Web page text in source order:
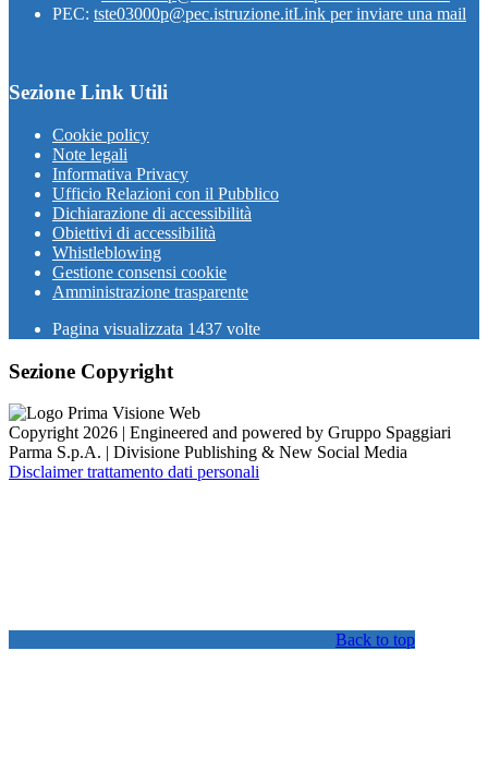
PEC: tste03000p@pec.istruzione.itLink per inviare una mail
Sezione Link Utili
Cookie policy
Note legali
Informativa Privacy
Ufficio Relazioni con il Pubblico
Dichiarazione di accessibilità
Obiettivi di accessibilità
Whistleblowing
Gestione consensi cookie
Amministrazione trasparente
Pagina visualizzata 1437 volte
Sezione Copyright
Copyright 2026 | Engineered and powered by Gruppo Spaggiari
Parma S.p.A. | Divisione Publishing & New Social Media
Disclaimer trattamento dati personali
Back to top